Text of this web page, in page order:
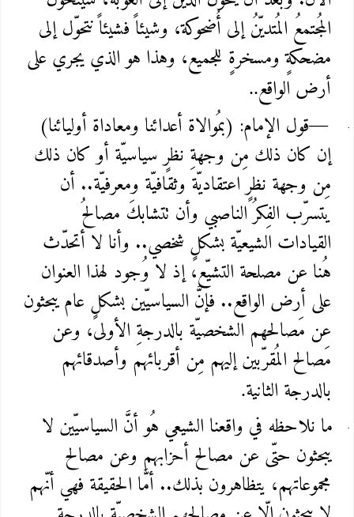
المُجتمعُ المُتديّنُ إلى أُضحوكة، وشيئاً فشيئاً نتحوّل إلى
مضحكةٍ ومسخرةٍ للجميع، وهذا هو الذي يجري على
أرض الواقع..
—قول الإمام: (بمُوالاة أعدائنا ومعاداة أوليائنا)
إن كان ذلك مِن وجهةِ نظرٍ سياسيّة أو كان ذلك
مِن وجهة نظرٍ اعتقاديّة وثقافيّة ومعرفيّة.. أن
يتسرّب الفِكرُ الناصبي وأن تتشابكَ مصالحُ
القيادات الشيعيّة بشكلٍ شخصي.. وأنا لا أتحدّث
هُنا عن مصلحة التشيّع، إذ لا وُجود لهذا العنوان
على أرض الواقع.. فإنَّ السياسيّين بشكلٍ عام يبحثون
عن مَصالحهم الشخصيّة بالدرجةِ الأولى، وعن
مَصالح المُقرّبين إليهم مِن أقربائهم وأصدقائهم
بالدرجة الثانية.
ما نلاحظه في واقعنا الشيعي هُو أنَّ السياسيّين لا
يبحثون حتّى عن مصالح أحزابهم وعن مصالح
مجموعاتهم، يتظاهرون بذلك.. أمَّا الحقيقة فهي أنّهم